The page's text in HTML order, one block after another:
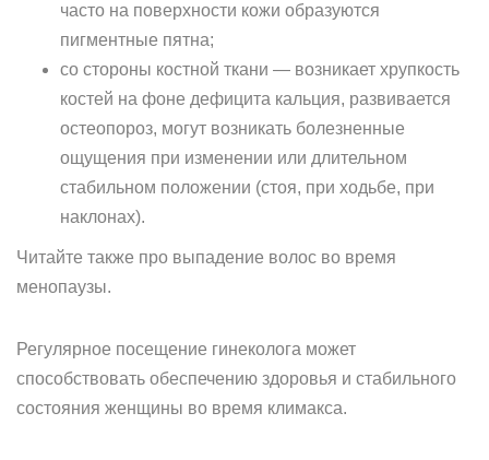
часто на поверхности кожи образуются
пигментные пятна;
со стороны костной ткани — возникает хрупкость
костей на фоне дефицита кальция, развивается
остеопороз, могут возникать болезненные
ощущения при изменении или длительном
стабильном положении (стоя, при ходьбе, при
наклонах).
Читайте также про выпадение волос во время
менопаузы.
Регулярное посещение гинеколога может
способствовать обеспечению здоровья и стабильного
состояния женщины во время климакса.